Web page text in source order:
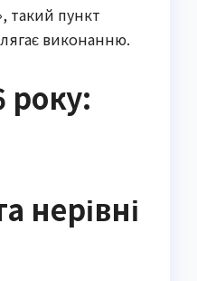
такий пункт
виконанню.
року:
нерівні